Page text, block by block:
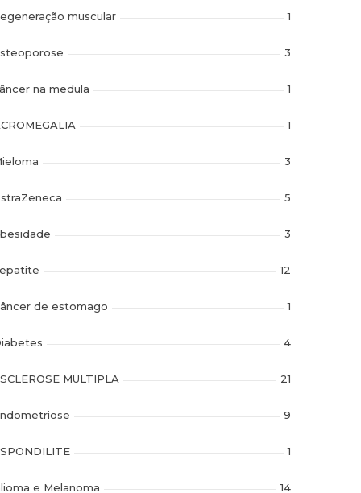
muscular 1
3
na medula 1
1
3
5
3
12
de estomago 1
4
MULTIPLA 21
9
1
e Melanoma 14